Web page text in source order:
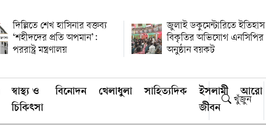
দিল্লিতে শেখ হাসিনার বক্তব্য
‘শহীদদের প্রতি অপমান’:
পররাষ্ট্র মন্ত্রণালয়
জুলাই ডকুমেন্টারিতে ইতিহাস
বিকৃতির অভিযোগ এনসিপির
অনুষ্ঠান বয়কট
স্বাস্থ্য ও
চিকিৎসা
বিনোদন খেলাধুলা সাহিত্যদিক
ইসলামী
জীবন
আরো
খুঁজুন